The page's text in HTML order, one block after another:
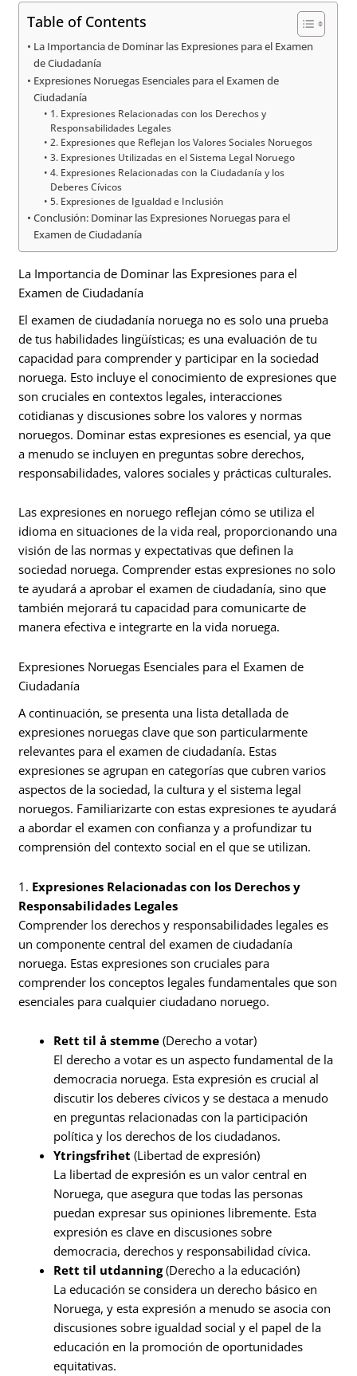
Table of Contents
La Importancia de Dominar las Expresiones para el Examen
de Ciudadanía
Expresiones Noruegas Esenciales para el Examen de
Ciudadanía
1. Expresiones Relacionadas con los Derechos y
Responsabilidades Legales
2. Expresiones que Reflejan los Valores Sociales Noruegos
3. Expresiones Utilizadas en el Sistema Legal Noruego
4. Expresiones Relacionadas con la Ciudadanía y los
Deberes Cívicos
5. Expresiones de Igualdad e Inclusión
Conclusión: Dominar las Expresiones Noruegas para el
Examen de Ciudadanía
La Importancia de Dominar las Expresiones para el
Examen de Ciudadanía
El examen de ciudadanía noruega no es solo una prueba
de tus habilidades lingüísticas; es una evaluación de tu
capacidad para comprender y participar en la sociedad
noruega. Esto incluye el conocimiento de expresiones que
son cruciales en contextos legales, interacciones
cotidianas y discusiones sobre los valores y normas
noruegos. Dominar estas expresiones es esencial, ya que
a menudo se incluyen en preguntas sobre derechos,
responsabilidades, valores sociales y prácticas culturales.
Las expresiones en noruego reflejan cómo se utiliza el
idioma en situaciones de la vida real, proporcionando una
visión de las normas y expectativas que definen la
sociedad noruega. Comprender estas expresiones no solo
te ayudará a aprobar el examen de ciudadanía, sino que
también mejorará tu capacidad para comunicarte de
manera efectiva e integrarte en la vida noruega.
Expresiones Noruegas Esenciales para el Examen de
Ciudadanía
A continuación, se presenta una lista detallada de
expresiones noruegas clave que son particularmente
relevantes para el examen de ciudadanía. Estas
expresiones se agrupan en categorías que cubren varios
aspectos de la sociedad, la cultura y el sistema legal
noruegos. Familiarizarte con estas expresiones te ayudará
a abordar el examen con confianza y a profundizar tu
comprensión del contexto social en el que se utilizan.
1. Expresiones Relacionadas con los Derechos y
Responsabilidades Legales
Comprender los derechos y responsabilidades legales es
un componente central del examen de ciudadanía
noruega. Estas expresiones son cruciales para
comprender los conceptos legales fundamentales que son
esenciales para cualquier ciudadano noruego.
Rett til å stemme (Derecho a votar)
El derecho a votar es un aspecto fundamental de la
democracia noruega. Esta expresión es crucial al
discutir los deberes cívicos y se destaca a menudo
en preguntas relacionadas con la participación
política y los derechos de los ciudadanos.
Ytringsfrihet (Libertad de expresión)
La libertad de expresión es un valor central en
Noruega, que asegura que todas las personas
puedan expresar sus opiniones libremente. Esta
expresión es clave en discusiones sobre
democracia, derechos y responsabilidad cívica.
Rett til utdanning(Derecho a la educación)
La educación se considera un derecho básico en
Noruega, y esta expresión a menudo se asocia con
discusiones sobre igualdad social y el papel de la
educación en la promoción de oportunidades
equitativas.